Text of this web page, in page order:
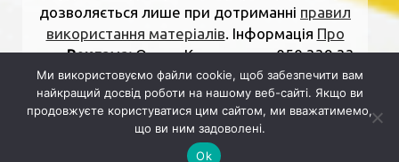
дозволяється лише при дотриманні правил
використання матеріалів . Інформація Про
нас.Реклама:Олена Копиця, тел. 050 339 33
34
olena.ogo.ua@gmail.com.Адреса
редакції:вулиця Шкільна, 2, Рівне, Рівненська
область, 33000.Електронна пошта:
dolj.ogo@gmail.com
Ми використовуємо файли cookie, щоб забезпечити вам
найкращий досвід роботи на нашому веб-сайті. Якщо ви
продовжуєте користуватися цим сайтом, ми вважатимемо,
що ви ним задоволені.
Ok